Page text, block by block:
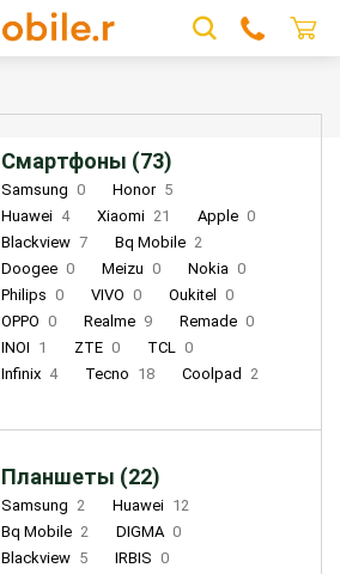
Смартфоны (73)
Samsung 0 Honor 5
Huawei 4 Xiaomi 21 Apple 0
Blackview 7 Bq Mobile 2
Doogee 0 Meizu 0 Nokia 0
Philips 0 VIVO 0 Oukitel
0
OPPO 0 Realme 9 Remade 0
INOI 1 ZTE 0 TCL 0
Infinix 4 Tecno 18 Coolpad 2
Планшеты (22)
Samsung 2 Huawei 12
Bq Mobile 2 DIGMA 0
Blackview 5 IRBIS 0